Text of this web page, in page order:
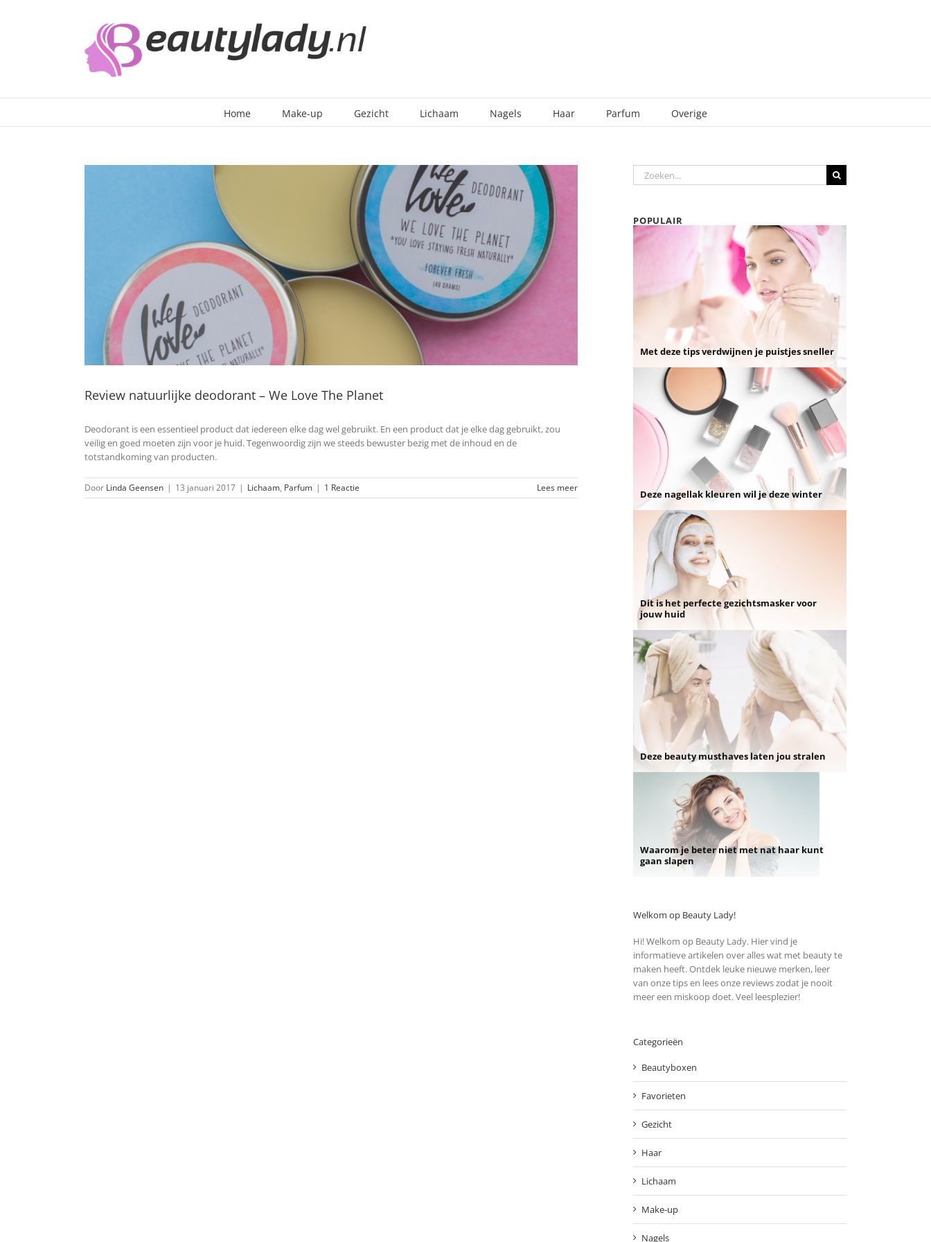
Home Make-up Gezicht Lichaam Nagels Haar Parfum Overige
Review natuurlijke deodorant – We Love The Planet
Deodorant is een essentieel product dat iedereen elke dag wel gebruikt. En een product dat je elke dag gebruikt, zou
veilig en goed moeten zijn voor je huid. Tegenwoordig zijn we steeds bewuster bezig met de inhoud en de
totstandkoming van producten.
Door Linda Geensen | 13 januari 2017 | Lichaam, Parfum | 1 Reactie Lees meer
Zoeken
naar:
POPULAIR
Met deze tips verdwijnen je puistjes sneller
Deze nagellak kleuren wil je deze winter
Dit is het perfecte gezichtsmasker voor
jouw huid
Deze beauty musthaves laten jou stralen
Waarom je beter niet met nat haar kunt
gaan slapen
Welkom op Beauty Lady!
Hi! Welkom op Beauty Lady. Hier vind je
informatieve artikelen over alles wat met beauty te
maken heeft. Ontdek leuke nieuwe merken, leer
van onze tips en lees onze reviews zodat je nooit
meer een miskoop doet. Veel leesplezier!
Categorieën
Beautyboxen
Favorieten
Gezicht
Haar
Lichaam
Make-up
Nagels